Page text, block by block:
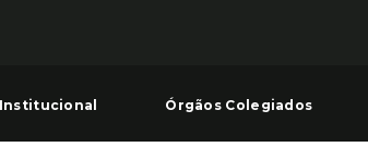
Institucional Órgãos Colegiados